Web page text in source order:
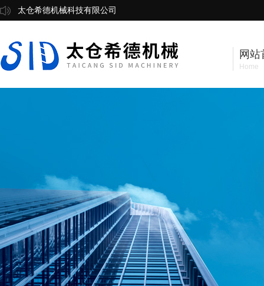
太仓希德机械科技有限公司
网站
Home